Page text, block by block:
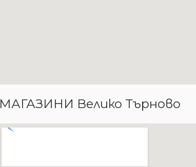
МАГАЗИНИ Велико Търново